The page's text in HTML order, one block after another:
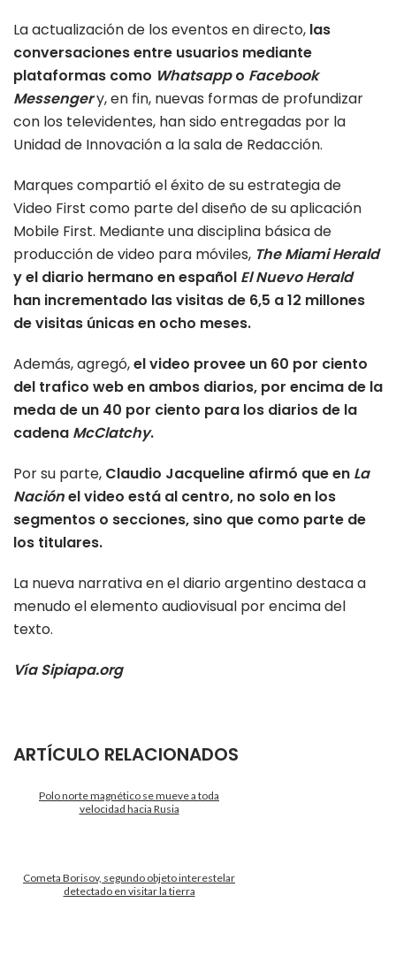
La actualización de los eventos en directo, las
conversaciones entre usuarios mediante
plataformas como Whatsappo Facebook
Messengery, en fin, nuevas formas de profundizar
con los televidentes, han sido entregadas por la
Unidad de Innovación a la sala de Redacción.
Marques compartió el éxito de su estrategia de
Video First como parte del diseño de su aplicación
Mobile First. Mediante una disciplina básica de
producción de video para móviles, The Miami Herald
y el diario hermano en español El Nuevo Herald
han incrementado las visitas de 6,5 a 12 millones
de visitas únicas en ocho meses.
Además, agregó,el video provee un 60 por ciento
del trafico web en ambos diarios, por encima de la
meda de un 40 por ciento para los diarios de la
cadena McClatchy.
Por su parte, Claudio Jacqueline afirmó que en La
Naciónel video está al centro, no solo en los
segmentos o secciones, sino que como parte de
los titulares.
La nueva narrativa en el diario argentino destaca a
menudo el elemento audiovisual por encima del
texto.
Vía Sipiapa.org
ARTÍCULO RELACIONADOS
Polo norte magnético se mueve a toda
velocidad hacia Rusia
Cometa Borisov, segundo objeto interestelar
detectado en visitar la tierra